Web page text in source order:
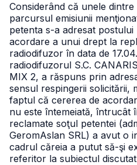
Considerând că unele
parcursul emisiunii
petenta s-a adresat
acordare a unui drept la
radiodifuzor în data de
radiodifuzorul S.C.
MIX 2, a răspuns prin
sensul respingerii solicitării,
faptul că cererea de
nu este întemeiată, întrucât
reclamate soţul petentei
GeromAslan SRL) a avut o
cadrul căreia a putut să-şi
referitor la subiectul